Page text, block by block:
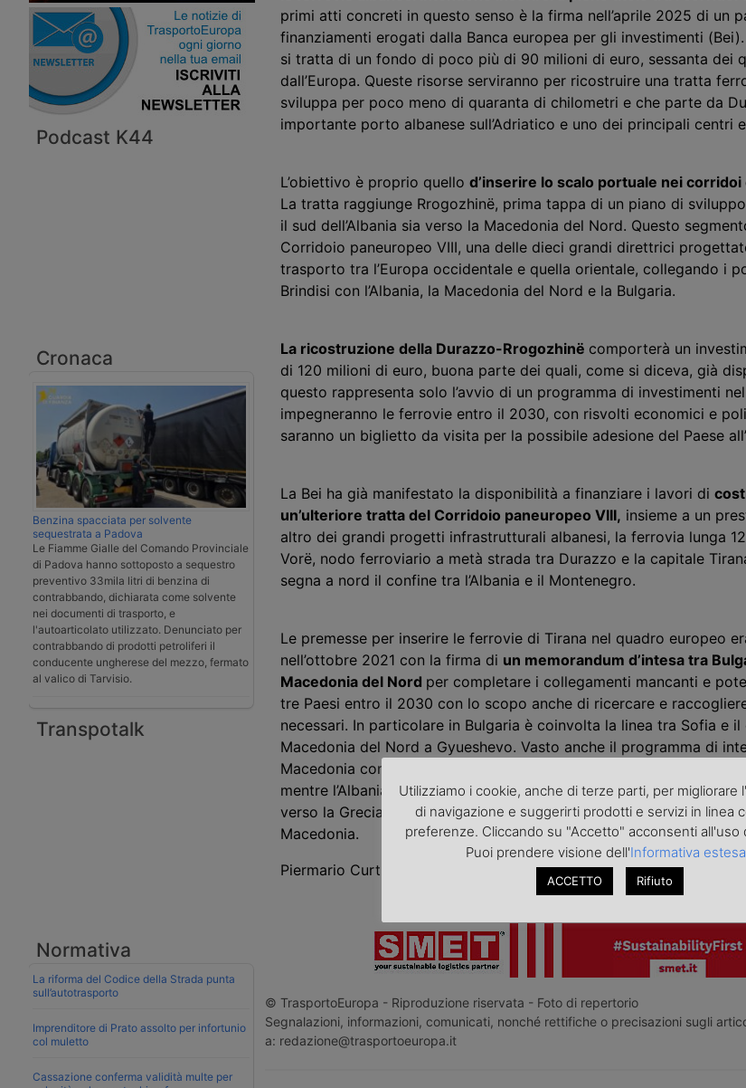
Podcast K44
Cronaca
Benzina spacciata per solvente
sequestrata a Padova
Le Fiamme Gialle del Comando Provinciale
di Padova hanno sottoposto a sequestro
preventivo 33mila litri di benzina di
contrabbando, dichiarata come solvente
nei documenti di trasporto, e
l'autoarticolato utilizzato. Denunciato per
contrabbando di prodotti petroliferi il
conducente ungherese del mezzo, fermato
al valico di Tarvisio.
Transpotalk
Normativa
La riforma del Codice della Strada punta
sull’autotrasporto
Imprenditore di Prato assolto per infortunio
col muletto
Cassazione conferma validità multe per
primi atti concreti in questo senso è la firma nell’aprile 2025 di un
finanziamenti erogati dalla Banca europea per gli investimenti
si tratta di un fondo di poco più di 90 milioni di euro, sessanta dei
dall’Europa. Queste risorse serviranno per ricostruire una tratta
sviluppa per poco meno di quaranta di chilometri e che parte da
importante porto albanese sull’Adriatico e uno dei principali centri
L’obiettivo è proprio quello d’inserire lo scalo portuale nei
La tratta raggiunge Rrogozhinë, prima tappa di un piano di
il sud dell’Albania sia verso la Macedonia del Nord. Questo
Corridoio paneuropeo VIII, una delle dieci grandi direttrici
trasporto tra l’Europa occidentale e quella orientale, collegando i
Brindisi con l’Albania, la Macedonia del Nord e la Bulgaria.
La ricostruzione della Durazzo-Rrogozhinë comporterà un
di 120 milioni di euro, buona parte dei quali, come si diceva, già
questo rappresenta solo l’avvio di un programma di investimenti
impegneranno le ferrovie entro il 2030, con risvolti economici e
saranno un biglietto da visita per la possibile adesione del Paese
La Bei ha già manifestato la disponibilità a finanziare i lavori di
un’ulteriore tratta del Corridoio paneuropeo VIII, insieme a un
altro dei grandi progetti infrastrutturali albanesi, la ferrovia lunga
Vorë, nodo ferroviario a metà strada tra Durazzo e la capitale
segna a nord il confine tra l’Albania e il Montenegro.
Le premesse per inserire le ferrovie di Tirana nel quadro europeo
nell’ottobre 2021 con la firma di un memorandum d’intesa tra
Macedonia del Nord per completare i collegamenti mancanti e
tre Paesi entro il 2030 con lo scopo anche di ricercare e
necessari. In particolare in Bulgaria è coinvolta la linea tra Sofia e
Macedonia del Nord a Gyueshevo. Vasto anche il programma di
Macedonia con ammodernamenti ed elettrificazioni di linee per
mentre l’Albania punta a riqualificare gli itinerari incentrati su
verso la Grecia a Pogradec oltre a realizzare il collegamento
Macedonia.
Piermario Curti Sacchi
© TrasportoEuropa - Riproduzione riservata - Foto di repertorio
Segnalazioni, informazioni, comunicati, nonché rettifiche o precisazioni sugli
a: redazione@trasportoeuropa.it
Utilizziamo i cookie, anche di terze parti, per migliorare
di navigazione e suggerirti prodotti e servizi in linea
preferenze. Cliccando su "Accetto" acconsenti all'uso
Puoi prendere visione dell'Informativa estesa
ACCETTO Rifiuto